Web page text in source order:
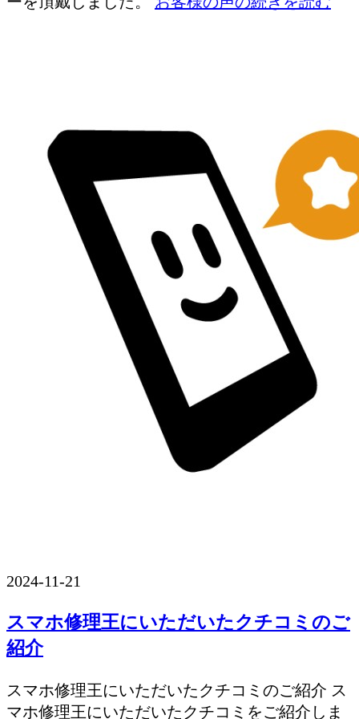
2024-11-21
スマホ修理王にいただいたクチコミのご
紹介
スマホ修理王にいただいたクチコミのご紹介 ス
マホ修理王にいただいたクチコミをご紹介しま